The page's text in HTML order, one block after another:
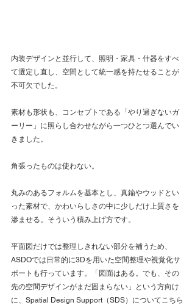
内装デザインと並行して、照明・家具・什器をすべ
て選定し直し、空間として統一感を持たせることが
不可欠でした。
素材も形状も、コンセプトである「やり過ぎないガ
ーリー」に照らし合わせながら一つひとつ選んでい
きました。
角張ったものは使わない。
丸みのあるフォルムを基本とし、真鍮やウッドとい
った素材で、かわいらしさの中に少しだけ上質さを
滲ませる。そういう積み上げ方です。
平面図だけでは整理しきれない部分を補うため、
ASDOでは日常的に3Dを用いた空間整理や視覚化サ
ポートも行っています。「図面はある。でも、その
先の空間デザインがまだ固まらない」という方向け
に、Spatial Design Support（SDS）についてこちら